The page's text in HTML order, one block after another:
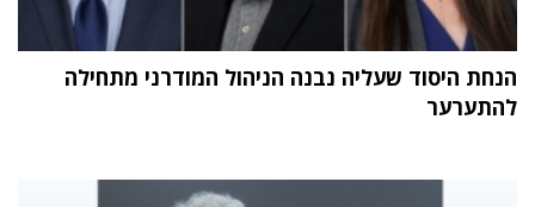
הנחת היסוד שעליה נבנה הניהול המודרני מתחילה
להתערער